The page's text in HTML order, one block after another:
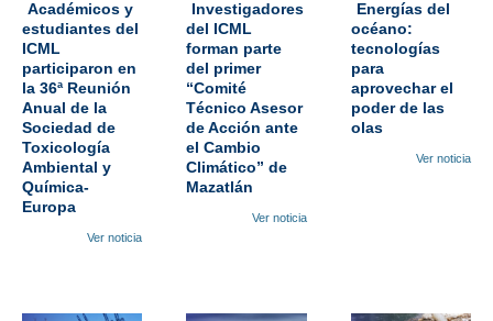
Académicos y
estudiantes del
ICML
participaron en
la 36ª Reunión
Anual de la
Sociedad de
Toxicología
Ambiental y
Química-
Europa
Ver noticia
Investigadores
del ICML
forman parte
del primer
“Comité
Técnico Asesor
de Acción ante
el Cambio
Climático” de
Mazatlán
Ver noticia
Energías del
océano:
tecnologías
para
aprovechar el
poder de las
olas
Ver noticia